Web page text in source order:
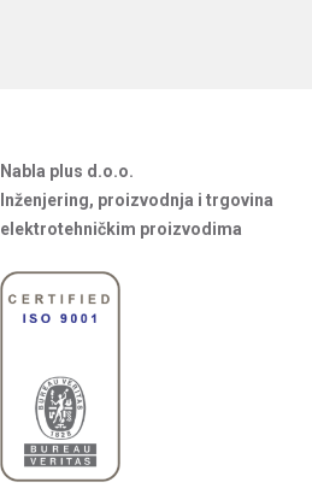
Nabla plus d.o.o.
Inženjering, proizvodnja i trgovina
elektrotehničkim proizvodima